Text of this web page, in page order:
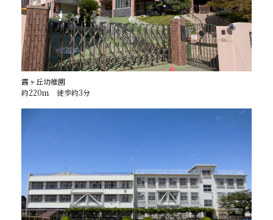
霞ヶ丘幼稚園
約220ｍ 徒歩約3分